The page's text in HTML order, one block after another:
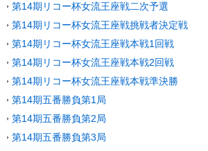
第14期リコー杯女流王座戦二次予選
第14期リコー杯女流王座戦挑戦者決定戦
第14期リコー杯女流王座戦本戦1回戦
第14期リコー杯女流王座戦本戦2回戦
第14期リコー杯女流王座戦本戦準決勝
第14期五番勝負第1局
第14期五番勝負第2局
第14期五番勝負第3局